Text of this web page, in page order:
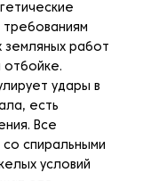
земляных работ
отбойке.
удары в
есть
Все
спиральными
условий